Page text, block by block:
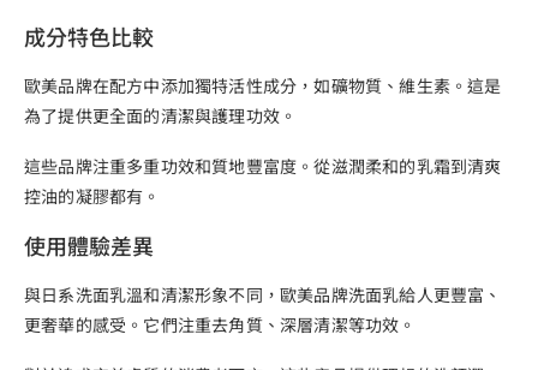
成分特色比較
歐美品牌在配方中添加獨特活性成分，如礦物質、維生素。這是
為了提供更全面的清潔與護理功效。
這些品牌注重多重功效和質地豐富度。從滋潤柔和的乳霜到清爽
控油的凝膠都有。
使用體驗差異
與日系洗面乳溫和清潔形象不同，歐美品牌洗面乳給人更豐富、
更奢華的感受。它們注重去角質、深層清潔等功效。